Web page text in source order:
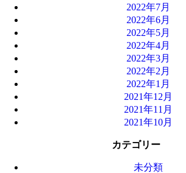
2022年7月
2022年6月
2022年5月
2022年4月
2022年3月
2022年2月
2022年1月
2021年12月
2021年11月
2021年10月
カテゴリー
未分類